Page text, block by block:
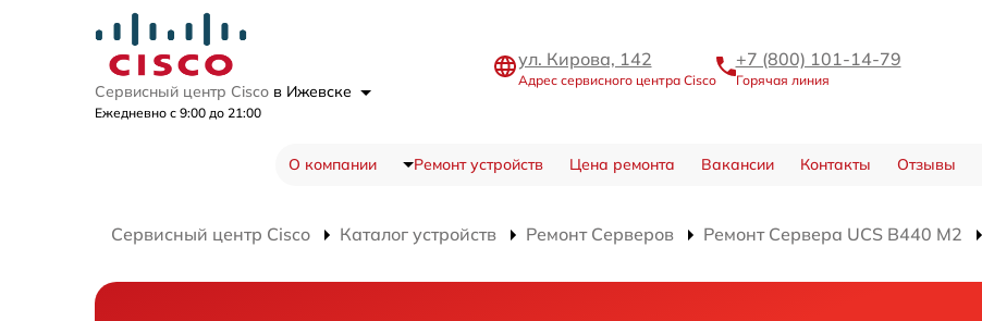
Сервисный центр Cisco в Ижевске
Ежедневно с 9:00 до 21:00
ул. Кирова, 142
Адрес сервисного центра Cisco
+7 (800) 101-14-79
Горячая линия
О компании Ремонт устройств Цена ремонта Вакансии Контакты Отзывы
Сервисный центр Cisco Каталог устройств Ремонт Серверов Ремонт Сервера UCS B440 M2